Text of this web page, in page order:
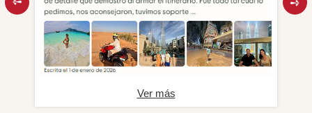
Ver más